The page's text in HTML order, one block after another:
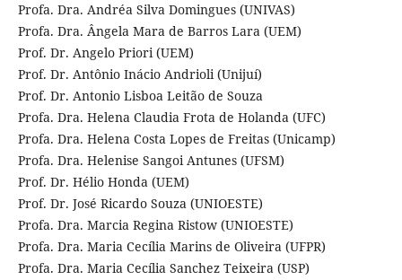
Profa. Dra. Andréa Silva Domingues (UNIVAS)
Profa. Dra. Ângela Mara de Barros Lara (UEM)
Prof. Dr. Angelo Priori (UEM)
Prof. Dr. Antônio Inácio Andrioli (Unijuí)
Prof. Dr. Antonio Lisboa Leitão de Souza
Profa. Dra. Helena Claudia Frota de Holanda (UFC)
Profa. Dra. Helena Costa Lopes de Freitas (Unicamp)
Profa. Dra. Helenise Sangoi Antunes (UFSM)
Prof. Dr. Hélio Honda (UEM)
Prof. Dr. José Ricardo Souza (UNIOESTE)
Profa. Dra. Marcia Regina Ristow (UNIOESTE)
Profa. Dra. Maria Cecília Marins de Oliveira (UFPR)
Profa. Dra. Maria Cecília Sanchez Teixeira (USP)